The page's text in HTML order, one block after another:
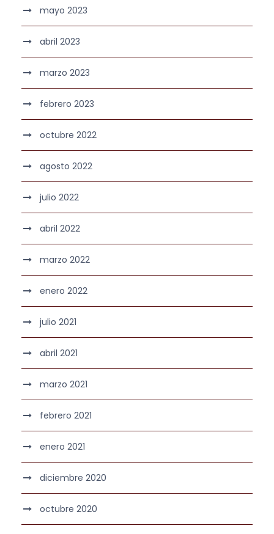
mayo 2023
abril 2023
marzo 2023
febrero 2023
octubre 2022
agosto 2022
julio 2022
abril 2022
marzo 2022
enero 2022
julio 2021
abril 2021
marzo 2021
febrero 2021
enero 2021
diciembre 2020
octubre 2020